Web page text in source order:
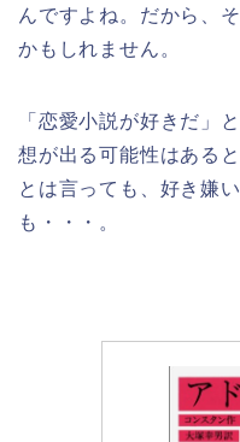
んですよね。だから、
かもしれません。
「恋愛小説が好きだ」
想が出る可能性はあると
とは言っても、好き嫌
も・・・。